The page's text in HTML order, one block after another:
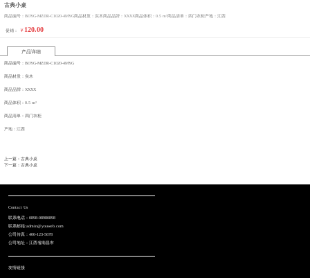
古典小桌
商品编号：BOYG-MZDR-C1020-4MYG商品材质：实木商品品牌：XXXX商品体积：0.5 m³商品清单：四门衣柜产地：江西
促销： ￥ 120.00
产品详细
商品编号：BOYG-MZDR-C1020-4MYG
商品材质：实木
商品品牌：XXXX
商品体积：0.5 m³
商品清单：四门衣柜
产地：江西
上一篇：古典小桌
下一篇：古典小桌
Contact Us
联系电话：0898-08980898
联系邮箱:admin@youweb.com
公司传真：400-123-5678
公司地址：江西省南昌市
友情链接